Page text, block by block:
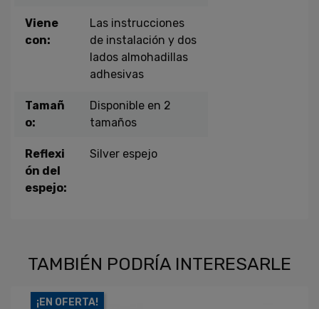
Viene
con:
Las instrucciones
de instalación y dos
lados almohadillas
adhesivas
Tamañ
o:
Disponible en 2
tamaños
Reflexi
ón del
espejo:
Silver espejo
TAMBIÉN PODRÍA INTERESARLE
¡EN OFERTA!